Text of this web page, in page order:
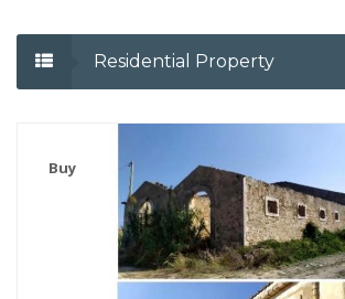
Residential Property
Buy